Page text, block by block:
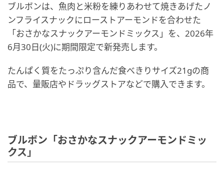
ブルボンは、魚肉と米粉を練りあわせて焼きあげたノ
ンフライスナックにローストアーモンドを合わせた
「おさかなスナックアーモンドミックス」を、2026年
6月30日(火)に期間限定で新発売します。
たんぱく質をたっぷり含んだ食べきりサイズ21gの商
品で、量販店やドラッグストアなどで購入できます。
ブルボン「おさかなスナックアーモンドミッ
クス」